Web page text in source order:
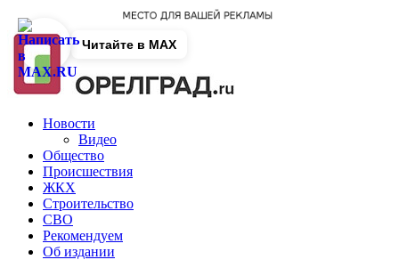
Новости
Видео
Общество
Происшествия
ЖКХ
Строительство
СВО
Рекомендуем
Об издании
Читайте в MAX